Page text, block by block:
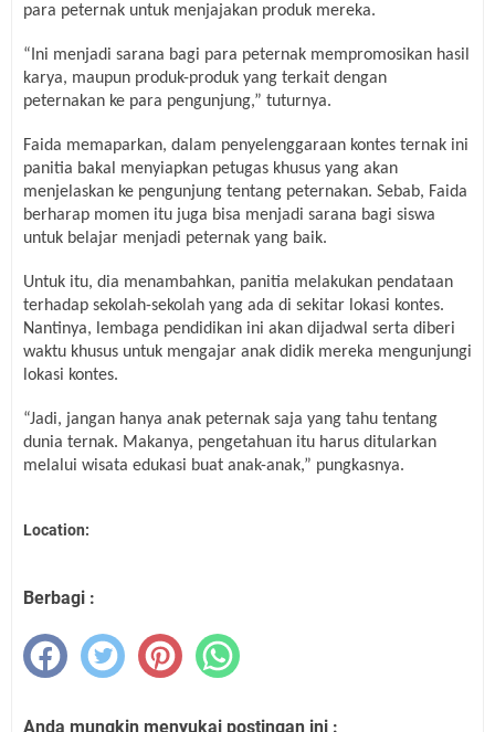
para peternak untuk menjajakan produk mereka.
“ Ini menjadi sarana bagi para peternak mempromosikan hasil
karya, maupun produk-produk yang terkait dengan
peternakan ke para pengunjung,” tuturnya.
Faida memaparkan, dalam penyelenggaraan kontes ternak ini
panitia bakal menyiapkan petugas khusus yang akan
menjelaskan ke pengunjung tentang peternakan. Sebab, Faida
berharap momen itu juga bisa menjadi sarana bagi siswa
untuk belajar menjadi peternak yang baik.
Untuk itu, dia menambahkan, panitia melakukan pendataan
terhadap sekolah-sekolah yang ada di sekitar lokasi kontes.
Nantinya, lembaga pendidikan ini akan dijadwal serta diberi
waktu khusus untuk mengajar anak didik mereka mengunjungi
lokasi kontes.
“Jadi, jangan hanya anak peternak saja yang tahu tentang
dunia ternak. Makanya, pengetahuan itu harus ditularkan
melalui wisata edukasi buat anak-anak,” pungkasnya.
Location:
Berbagi :
Anda mungkin menyukai postingan ini :